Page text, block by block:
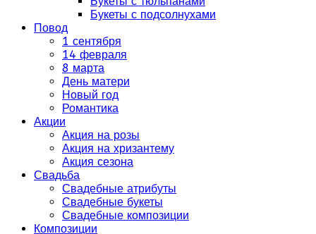
Букеты с подсолнухами
Повод
1 сентября
14 февраля
8 марта
День матери
Новый год
Романтика
Акции
Акция на розы
Акция на хризантему
Акция сезона
Свадьба
Свадебные атрибуты
Свадебные букеты
Свадебные композиции
Композиции